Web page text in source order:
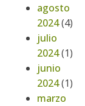
agosto
2024(4)
julio
2024(1)
junio
2024(1)
marzo